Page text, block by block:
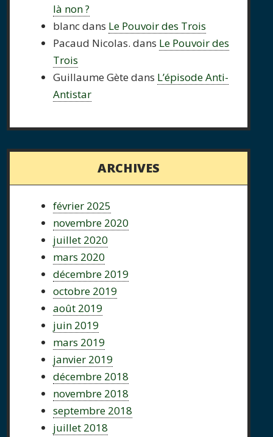
là non ?
blancdans Le Pouvoir des Trois
Pacaud Nicolas. dans Le Pouvoir des
Trois
Guillaume Gète dans L’épisode Anti-
Antistar
ARCHIVES
février 2025
novembre 2020
juillet 2020
mars 2020
décembre 2019
octobre 2019
août 2019
juin 2019
mars 2019
janvier 2019
décembre 2018
novembre 2018
septembre 2018
juillet 2018